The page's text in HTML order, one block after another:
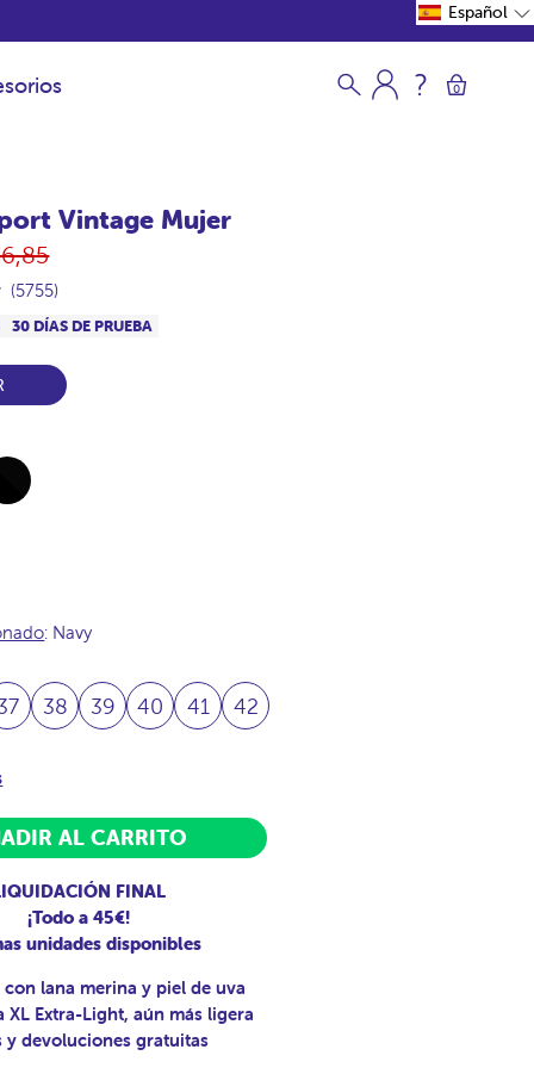
0
Vintage Mujer
(5755)
30 DÍAS DE PRUEBA
: Navy
38 39 40 41 42
AL CARRITO
FINAL
¡Todo a 45€!
unidades disponibles
con lana merina y piel de uva
XL Extra-Light, aún más ligera
y devoluciones gratuitas
Español